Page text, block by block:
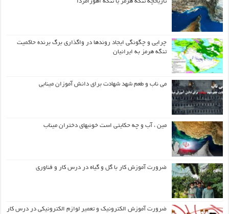
چرایی و چگونگی ایجاد روندها در واگذاری برگ برنده حاکمیت
تنگه هرمز به ایرانیان
می ناب و طعم شهد شهادت برای دانش آموزان مینابی
مین ، آب و چه حکایتی است خونبهای دختران میناب
ضرورت آموزش کار با گل و گیاه در درس کار و فناوری
ضرورت آموزش الکترونیک و تعمیر لوازم الکترونیکی در درس کار